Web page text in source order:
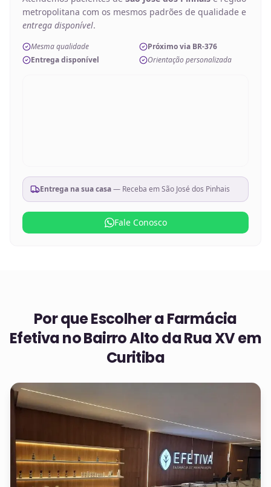
metropolitana com os mesmos padrões de qualidade e
entrega disponível.
Mesma qualidade
Próximo via BR-376
Entrega disponível
Orientação personalizada
Entrega na sua casa— Receba emSão José dos Pinhais
Fale Conosco
Por que Escolher a Farmácia
Efetiva noBairro Alto da Rua XV em
Curitiba